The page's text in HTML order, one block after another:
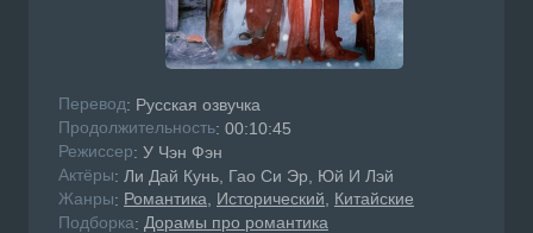
Перевод: Русская озвучка
Продолжительность: 00:10:45
Режисcер: У Чэн Фэн
Актёры: Ли Дай Кунь, Гао Си Эр, Юй И Лэй
Жанры: Романтика Исторический
Китайские
Подборка: Дорамы про романтика